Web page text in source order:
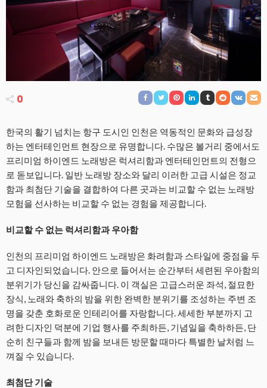
0
한국의 활기 넘치는 항구 도시인 인천은 역동적인 문화와 급성장
하는 엔터테인먼트 현장으로 유명합니다. 수많은 볼거리 중에서도
프리미엄 하이엔드 노래방은 럭셔리함과 엔터테인먼트의 전형으
로 돋보입니다. 일반 노래방 장소와 달리 이러한 고급 시설은 정교
함과 최첨단 기술을 결합하여 다른 곳과는 비교할 수 없는 노래방
모험을 선사하는 비교할 수 없는 경험을 제공합니다.
비교할 수 없는 럭셔리함과 우아함
인천의 프리미엄 하이엔드 노래방은 화려함과 스타일에 중점을 두
고 디자인되었습니다. 안으로 들어서는 순간부터 세련된 우아함의
분위기가 당신을 감싸줍니다. 이 객실은 고급스러운 좌석, 절묘한
장식, 노래와 축하의 밤을 위한 완벽한 분위기를 조성하는 주변 조
명을 갖춘 호화로운 인테리어를 자랑합니다. 세세한 부분까지 고
려한 디자인 덕분에 기업 행사를 주최하든, 기념일을 축하하든, 단
순히 친구들과 함께 밤을 보내든 방문할 때마다 특별한 날처럼 느
껴질 수 있습니다.
최첨단 기술